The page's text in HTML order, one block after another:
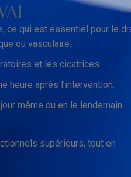
ce qui est essentiel pour le
ou vasculaire.
et les cicatrices.
heure après l’intervention.
même ou en le lendemain.
supérieurs, tout en